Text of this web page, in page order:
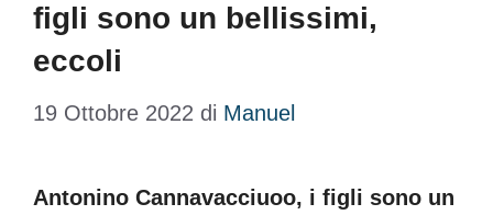
figli sono un bellissimi,
eccoli
19 Ottobre 2022 di Manuel
Antonino Cannavacciuoo, i figli sono un